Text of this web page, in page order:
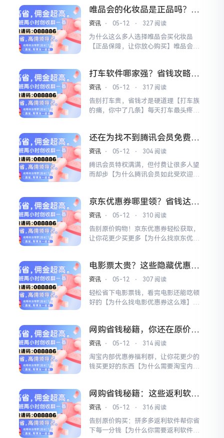
唯品会的化妆品是正品吗？揭
秘你不知道的真相
资讯 ⋅ 05-12 ⋅ 327 阅读
为什么这么多人选择唯品会买化妆品
【正品保障，让你放心购买】唯品会作
行货，支持专柜验货，让你买得安心用
得放心。【价格优势，专柜价更优惠】
品价格比专柜便宜不少，还能享受品牌
官方提供的售后服务，真...
打车软件哪家强？省钱攻略大
公开
资讯 ⋅ 05-12 ⋅ 317 阅读
告别打车贵，省钱才是硬道理【打车族
的痛，你中了几条】每天打车最头疼的
加价、绕路收费、优惠券难找，这些问
题是不是让你很无奈？更别提有时候为
人心累。【高省APP，你的省钱小助
手】高省APP的出现...
还在为找不到腾讯会员免费领
取方式而烦恼吗？
资讯 ⋅ 05-12 ⋅ 304 阅读
腾讯会员特权满满，但付费让很多人望
而却步【为什么腾讯会员如此受欢迎】
几元的会员费也让不少用户觉得不值，
尤其是学生党和预算有限的年轻人。
渠道和活动，完全可以合法合规地获得
腾讯会员体验，让你...
京东优惠券哪里领？省钱达人
都在用的秘密武器
资讯 ⋅ 05-12 ⋅ 310 阅读
告别原价购物！京东优惠券轻松获取，
让你花更少买更多【为什么找京东优惠
到，心里是不是特别着急？优惠券太分
散了，藏在各种角落里，找起来比大海
时机，白白多花冤枉钱。【产品返利的
核心优势】我们的产品返...
电影票太贵？这些隐藏优惠券
别再错过了！
资讯 ⋅ 05-12 ⋅ 307 阅读
轻松省下电影票钱，看完电影还能吃顿
好的【为什么找电影优惠券这么难】每
也找不到，最后只能原价买，钱包疼得
厉害！【产品返利的秘密武器】我们的
优惠券，还有额外返利，别人找不到的
优惠这里都能找到，...
网购省钱秘籍，你还在原价下
单吗
资讯 ⋅ 05-12 ⋅ 314 阅读
淘宝内部优惠券福利群，让你花更少的
钱买更好的东西【为什么需要淘宝内部
量隐藏优惠券，这些优惠券不直接展示
在商品页面，只有通过特定渠道才能获
部优惠券群的优势】加入我们的福利
群，你可以第一时间获取...
网购省钱秘籍：这些返利软件
让你花更少的钱买到心仪好物
资讯 ⋅ 05-12 ⋅ 316 阅读
告别原价购买：拼多多返利软件帮你省
下每一分钱【为什么你需要返利软件】